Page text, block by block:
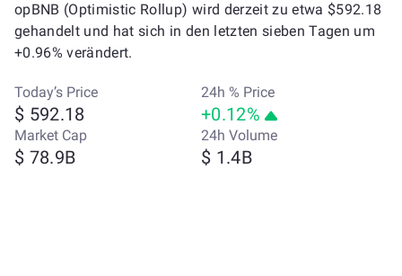
opBNB (Optimistic Rollup) wird derzeit zu etwa $592.18
gehandelt und hat sich in den letzten sieben Tagen um
+0.96% verändert.
Today’s Price
$ 592.18
24h % Price
+0.12%
Market Cap
$ 78.9B
24h Volume
$ 1.4B